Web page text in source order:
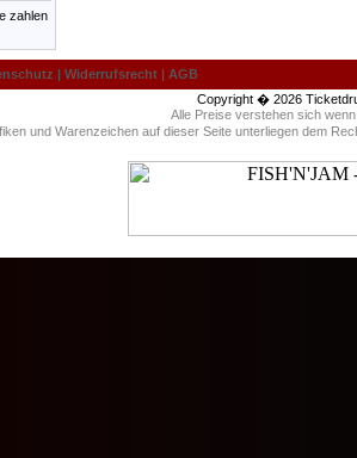
zahlen
| Widerrufsrecht | AGB
Copyright � 2026
Alle Preise verstehen sich
und Warenzeichen auf dieser Seite unterliegen dem